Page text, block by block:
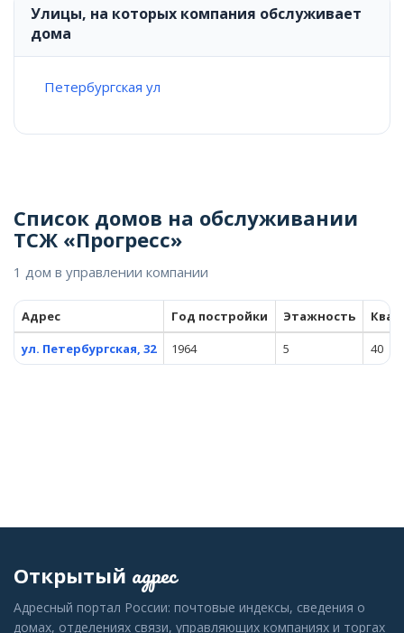
Улицы, на которых компания обслуживает
дома
Петербургская ул
Список домов на обслуживании
ТСЖ «Прогресс»
1 дом в управлении компании
Адрес Год постройки Этажность
ул. Петербургская, 32
1964 5 40
Открытый адрес
Адресный портал России: почтовые индексы, сведения о
домах, отделениях связи, управляющих компаниях и торгах